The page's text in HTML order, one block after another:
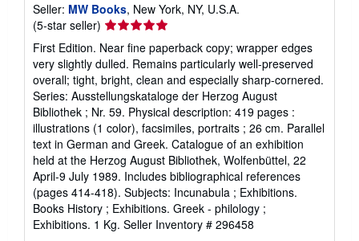
Seller: MW Books, New York, NY, U.S.A.
(5-star seller) Seller
rating
5
out
of
5
stars
First Edition. Near fine paperback copy; wrapper edges
very slightly dulled. Remains particularly well-preserved
overall; tight, bright, clean and especially sharp-cornered.
Series: Ausstellungskataloge der Herzog August
Bibliothek ; Nr. 59. Physical description: 419 pages :
illustrations (1 color), facsimiles, portraits ; 26 cm. Parallel
text in German and Greek. Catalogue of an exhibition
held at the Herzog August Bibliothek, Wolfenbüttel, 22
April-9 July 1989. Includes bibliographical references
(pages 414-418). Subjects: Incunabula ; Exhibitions.
Books History ; Exhibitions. Greek - philology ;
Exhibitions. 1 Kg. Seller Inventory # 296458